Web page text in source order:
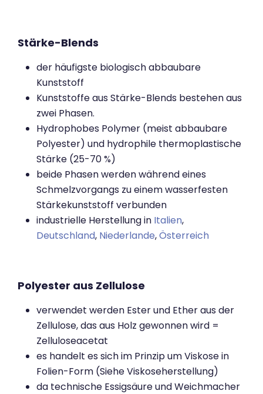
Stärke-Blends
der häufigste biologisch abbaubare
Kunststoff
Kunststoffe aus Stärke-Blends bestehen aus
zwei Phasen.
Hydrophobes Polymer (meist abbaubare
Polyester) und hydrophile thermoplastische
Stärke (25-70 %)
beide Phasen werden während eines
Schmelzvorgangs zu einem wasserfesten
Stärkekunststoff verbunden
industrielle Herstellung in Italien,
Deutschland, Niederlande,Österreich
Polyester aus Zellulose
verwendet werden Ester und Ether aus der
Zellulose, das aus Holz gewonnen wird =
Zelluloseacetat
es handelt es sich im Prinzip um Viskose in
Folien-Form (Siehe Viskoseherstellung)
da technische Essigsäure und Weichmacher